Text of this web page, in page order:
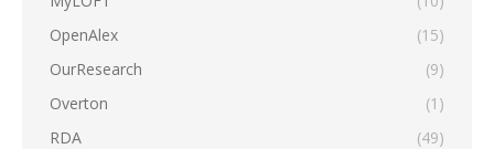
OpenAlex
(15)
OurResearch
(9)
Overton
(1)
RDA
(49)